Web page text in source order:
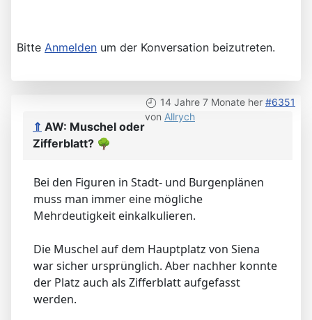
Bitte Anmelden um der Konversation beizutreten.
14 Jahre 7 Monate her #6351
von Allrych
⇑ AW: Muschel oder
Zifferblatt? 🌳
Bei den Figuren in Stadt- und Burgenplänen
muss man immer eine mögliche
Mehrdeutigkeit einkalkulieren.
Die Muschel auf dem Hauptplatz von Siena
war sicher ursprünglich. Aber nachher konnte
der Platz auch als Zifferblatt aufgefasst
werden.